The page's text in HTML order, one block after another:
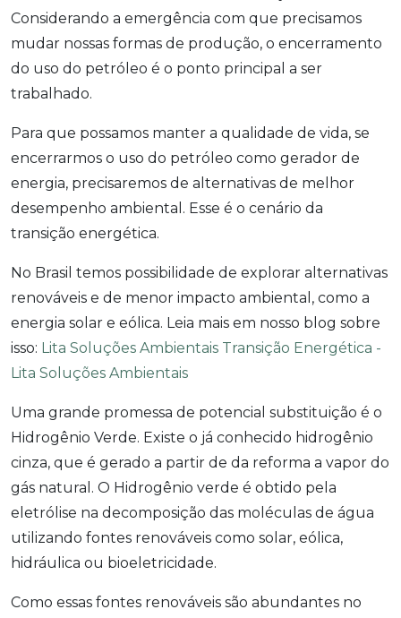
Considerando a emergência com que precisamos
mudar nossas formas de produção, o encerramento
do uso do petróleo é o ponto principal a ser
trabalhado.
Para que possamos manter a qualidade de vida, se
encerrarmos o uso do petróleo como gerador de
energia, precisaremos de alternativas de melhor
desempenho ambiental. Esse é o cenário da
transição energética.
No Brasil temos possibilidade de explorar alternativas
renováveis e de menor impacto ambiental, como a
energia solar e eólica. Leia mais em nosso blog sobre
isso: Lita Soluções Ambientais Transição Energética -
Lita Soluções Ambientais
Uma grande promessa de potencial substituição é o
Hidrogênio Verde. Existe o já conhecido hidrogênio
cinza, que é gerado a partir de da reforma a vapor do
gás natural. O Hidrogênio verde é obtido pela
eletrólise na decomposição das moléculas de água
utilizando fontes renováveis como solar, eólica,
hidráulica ou bioeletricidade.
Como essas fontes renováveis são abundantes no